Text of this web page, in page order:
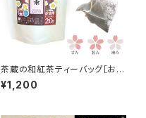
茶蔵の和紅茶ティーバッグ［お徳
用20P入］
¥1,200